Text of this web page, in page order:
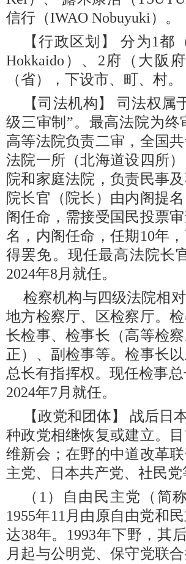
信行（IWAO Nobuyuki）。
【行政区划】 分为1都
Hokkaido）、2府（大阪
（省），下设市、町、村。
【司法机构】 司法权
级三审制”。最高法院为
高等法院负责二审，全国
法院一所（北海道设四所
院和家庭法院，负责民事
院长官（院长）由内阁提
阁任命，需接受国民投票
名，内阁任命，任期10年
得罢免。现任最高法院长
2024年8月就任。
检察机构与四级法院相
地方检察厅、区检察厅。
长检事、检事长（高等检
正）、副检事等。检事长
总长有指挥权。现任检事
2024年7月就任。
【政党和团体】 战后日
种政党相继恢复或建立。
维新会；在野的中道改革
主党、日本共产党、社民党
（1）自由民主党（简
1955年11月由原自由党和
达38年。1993年下野，其
月起与公明党、保守党联